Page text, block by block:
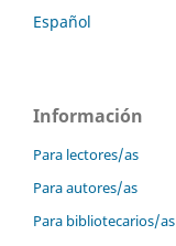
Español
Información
Para lectores/as
Para autores/as
Para bibliotecarios/as